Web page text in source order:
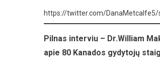
https://twitter.com/
Pilnas interviu – Dr.William
apie 80 Kanados gydytojų